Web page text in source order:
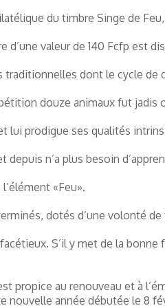
du timbre Singe de
valeur de 140 Fcfp est
dont le cycle de
douze animaux fut jadis
lui prodigue ses qualités
n’a plus besoin
«Feu».
dotés d’une volonté de
S’il y met de la
est propice au renouveau et à
nouvelle année débutée le 8